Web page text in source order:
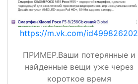
https://m.vk.com/id499826202
ПРИМЕР.Ваши потерянные и
найденные вещи уже через
короткое время